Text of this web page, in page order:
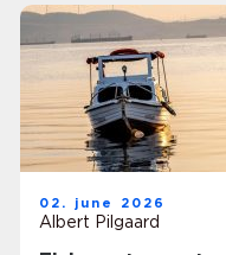
02. june 2026
Albert Pilgaard